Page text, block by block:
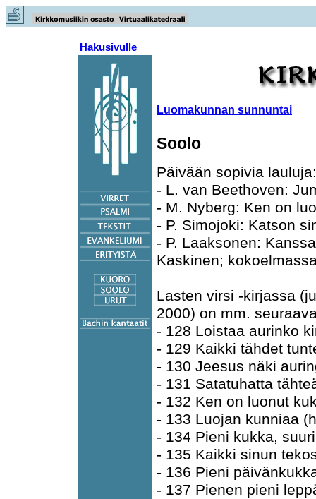
Hakusivulle
Luomakunnan sunnuntai
Soolo
Päivään sopivia lauluja:
- L. van Beethoven:
- M. Nyberg: Ken on
- P. Simojoki: Katson
- P. Laaksonen:
Kaskinen;
Lasten virsi -kirjassa
2000) on mm.
- 128 Loistaa aurinko
- 129 Kaikki tähdet
- 130 Jeesus näki
- 131 Satatuhatta
- 132 Ken on luonut
- 133 Luojan kunniaa
- 134 Pieni kukka,
- 135 Kaikki sinun
- 136 Pieni
- 137 Pienen pieni